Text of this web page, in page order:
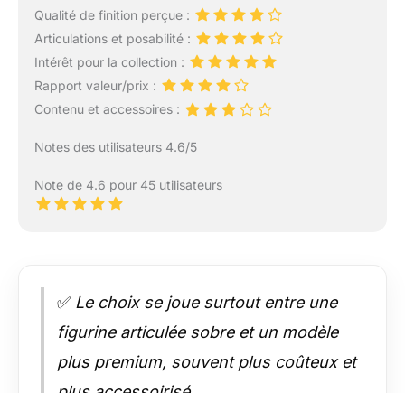
Qualité de finition perçue :
Articulations et posabilité :
Intérêt pour la collection :
Rapport valeur/prix :
Contenu et accessoires :
Notes des utilisateurs 4.6/5
Note de 4.6 pour 45 utilisateurs
✅ Le choix se joue surtout entre une
figurine articulée sobre et un modèle
plus premium, souvent plus coûteux et